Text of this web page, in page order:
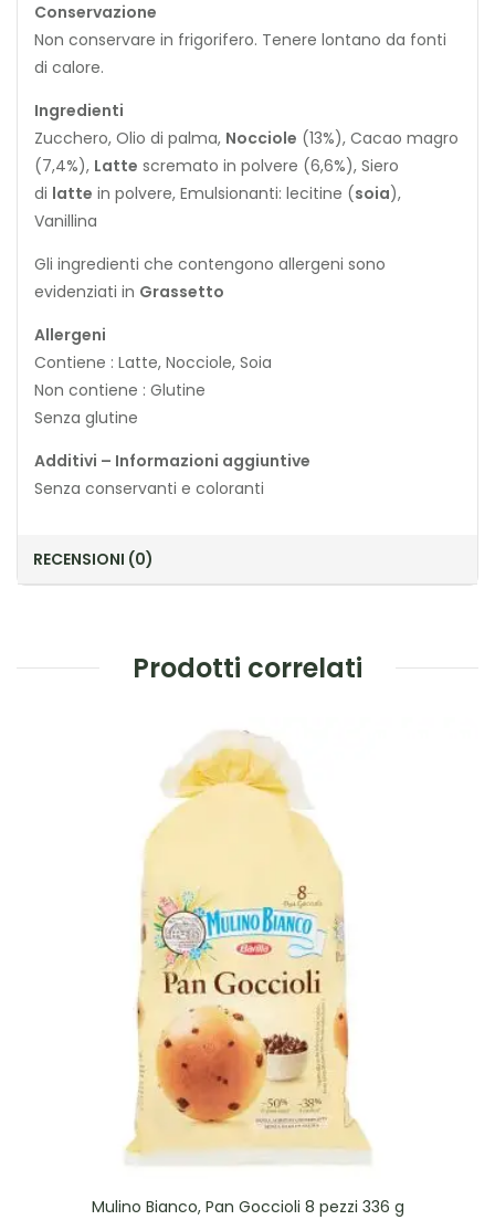
Conservazione
Non conservare in frigorifero. Tenere lontano da fonti
di calore.
Ingredienti
Zucchero, Olio di palma, Nocciole (13%), Cacao magro
(7,4%), Latte scremato in polvere (6,6%), Siero
di latte in polvere, Emulsionanti: lecitine (soia),
Vanillina
Gli ingredienti che contengono allergeni sono
evidenziati in Grassetto
Allergeni
Contiene : Latte, Nocciole, Soia
Non contiene : Glutine
Senza glutine
Additivi – Informazioni aggiuntive
Senza conservanti e coloranti
RECENSIONI (0)
Prodotti correlati
Mulino Bianco, Pan Goccioli 8 pezzi 336 g